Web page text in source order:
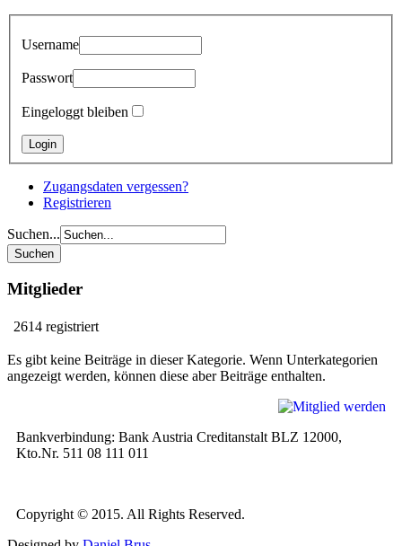
Username
Passwort
Eingeloggt bleiben
Zugangsdaten vergessen?
Registrieren
Suchen...
Mitglieder
2614 registriert
Es gibt keine Beiträge in dieser Kategorie. Wenn Unterkategorien
angezeigt werden, können diese aber Beiträge enthalten.
Bankverbindung: Bank Austria Creditanstalt BLZ 12000,
Kto.Nr. 511 08 111 011
Copyright © 2015. All Rights Reserved.